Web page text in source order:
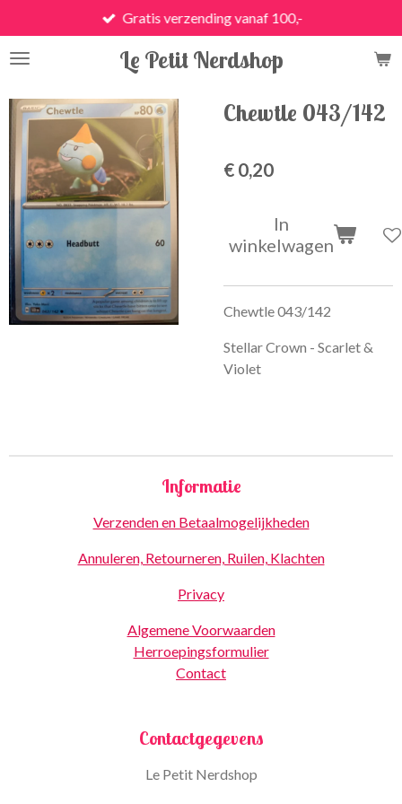
direct
naar
hoofdinhoud
Le Petit Nerdshop
Gratis verzending vanaf 100,-
Chewtle 043/142
€ 0,20
In
winkelwagen
Chewtle 043/142
Stellar Crown - Scarlet &
Violet
Informatie
Verzenden en Betaalmogelijkheden
Annuleren, Retourneren, Ruilen, Klachten
Privacy
Algemene Voorwaarden
Herroepingsformulier
Contact
Contactgegevens
Le Petit Nerdshop